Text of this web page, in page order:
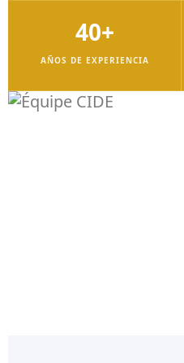
40+
AÑOS DE EXPERIENCIA